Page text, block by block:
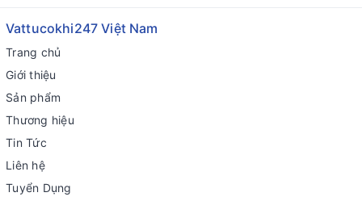
Vattucokhi247 Việt Nam
Trang chủ
Giới thiệu
Sản phẩm
Thương hiệu
Tin Tức
Liên hệ
Tuyển Dụng